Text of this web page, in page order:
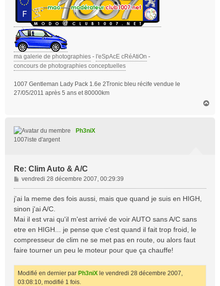
ma galerie de photographies - l'eSpAcE cRéAtiOn -
concours de photographies conceptuelles
1007 Gentleman Lady Pack 1.6e 2Tronic bleu récife vendue le
27/05/2011 après 5 ans et 80000km
Ph3niX
1007iste d'argent
Re: Clim Auto & A/C
M
e
s
a
g
e
vendredi 28 décembre 2007, 00:29:39
j'ai la meme des fois aussi, mais que quand je suis en HIGH,
sinon j'ai A/C.
Mai il est vrai qu'il m'est arrivé de voir AUTO sans A/C sans
etre en HIGH... je pense que c'est quand il fait trop froid, le
compresseur de clim ne se met pas en route, ou alors faut
faire tourner un peu le moteur pour que ça chauffe!
Modifié en dernier par Ph3niX le vendredi 28 décembre 2007,
03:08:10, modifié 1 fois.